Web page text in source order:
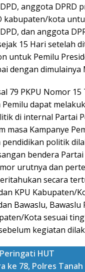
anggota DPRD
kabupaten/kota
dan anggota
15 Hari setelah
untuk Pemilu
dengan dimulainya
79 PKPU Nomor
dapat
di internal Partai
masa Kampanye
pendidikan politik
bendera
urutnya dan
secara
KPU Kabupaten/
Bawaslu, Bawaslu
Kota sesuai
kegiatan
Peringati HUT
ke 78, Polres Tanah